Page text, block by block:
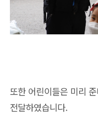
또한 어린이들은 미리
전달하였습니다.